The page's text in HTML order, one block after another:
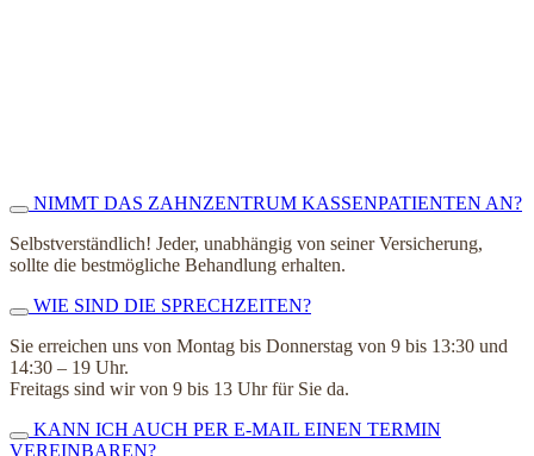
NIMMT DAS ZAHNZENTRUM KASSENPATIENTEN AN?
Selbstverständlich! Jeder, unabhängig von seiner Versicherung,
sollte die bestmögliche Behandlung erhalten.
WIE SIND DIE SPRECHZEITEN?
Sie erreichen uns von Montag bis Donnerstag von 9 bis 13:30 und
14:30 – 19 Uhr.
Freitags sind wir von 9 bis 13 Uhr für Sie da.
KANN ICH AUCH PER E-MAIL EINEN TERMIN
VEREINBAREN?